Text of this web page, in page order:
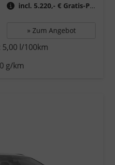
incl. 5.220,- € Gratis-Paket
» Zum Angebot
5,00 l/100km
g/km